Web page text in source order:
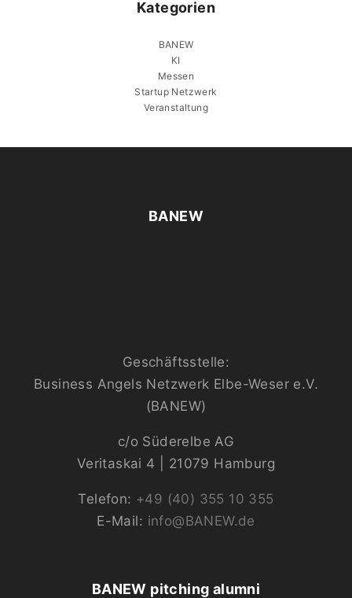
Kategorien
BANEW
KI
Messen
Startup Netzwerk
Veranstaltung
BANEW
Geschäftsstelle:
Business Angels Netzwerk Elbe-Weser e.V.
(BANEW)
c/o Süderelbe AG
Veritaskai 4 | 21079 Hamburg
Telefon: +49 (40) 355 10 355
E-Mail: info@BANEW.de
BANEW pitching alumni